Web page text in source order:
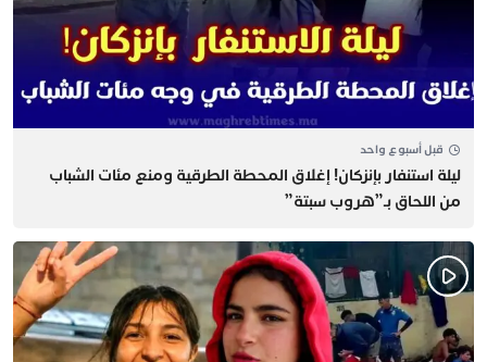
قبل أسبوع واحد
​ليلة استنفار بإنزكان! إغلاق المحطة الطرقية ومنع مئات الشباب
من اللحاق بـ”هروب سبتة”